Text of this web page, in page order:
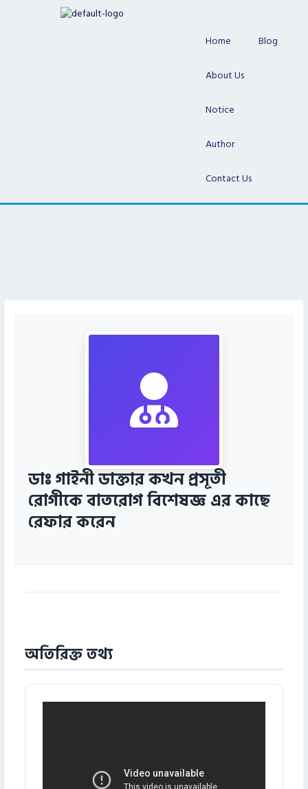
Home Blog
About Us
Notice
Author
Contact Us
ডাঃ গাইনী ডাক্তার কখন প্রসূতী
রোগীকে বাতরোগ বিশেষজ্ঞ এর কাছে
রেফার করেন
অতিরিক্ত তথ্য